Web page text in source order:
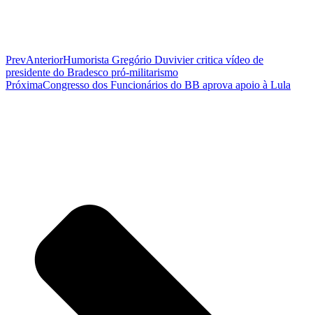
PrevAnteriorHumorista Gregório Duvivier critica vídeo de
presidente do Bradesco pró-militarismo
PróximaCongresso dos Funcionários do BB aprova apoio à Lula